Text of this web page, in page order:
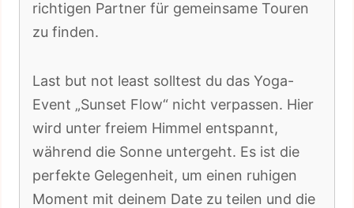
richtigen Partner für gemeinsame Touren
zu finden.
Last but not least solltest du das Yoga-
Event „Sunset Flow“ nicht verpassen. Hier
wird unter freiem Himmel entspannt,
während die Sonne untergeht. Es ist die
perfekte Gelegenheit, um einen ruhigen
Moment mit deinem Date zu teilen und die